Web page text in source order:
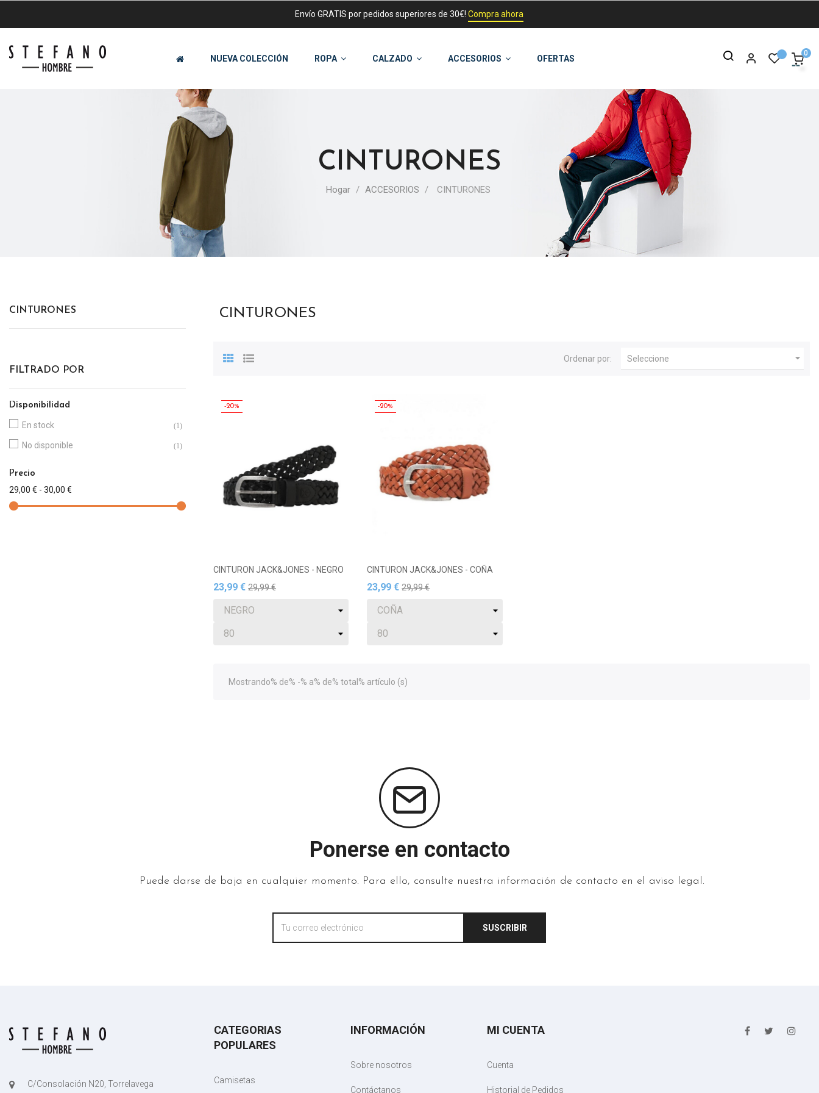
Envío GRATIS por pedidos superiores de 30€!Compra ahora
NUEVA COLECCIÓN ROPA CALZADO ACCESORIOS OFERTAS
0
CINTURONES
Hogar ACCESORIOS CINTURONES
CINTURONES
FILTRADO POR
Disponibilidad
En stock (1)
No disponible (1)
Precio
29,00 € - 30,00 €
CINTURONES
Ordenar por: Seleccione 
-20%
CINTURON JACK&JONES - NEGRO
23,99 € 29,99 €
-20%
CINTURON JACK&JONES - COÑA
23,99 € 29,99 €
Mostrando% de% -% a% de% total% artículo (s)
Ponerse en contacto
Puede darse de baja en cualquier momento. Para ello, consulte nuestra información de contacto en el aviso legal.
SUSCRIBIR
C/Consolación N20, Torrelavega
CATEGORIAS
POPULARES
Camisetas
INFORMACIÓN
Sobre nosotros
Contáctanos
MI CUENTA
Cuenta
Historial de Pedidos